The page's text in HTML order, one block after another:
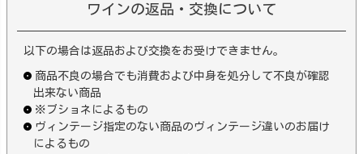
ワインの返品・交換について
以下の場合は返品および交換をお受けできません。
商品不良の場合でも消費および中身を処分して不良が確認
出来ない商品
※ブショネによるもの
ヴィンテージ指定のない商品のヴィンテージ違いのお届け
によるもの